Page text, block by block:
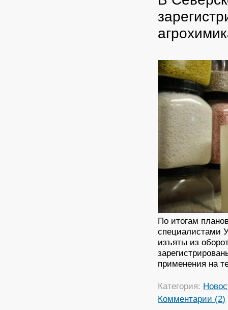
По итогам
специалистами
изъяты из
применения на
Категория:
Комментарии (2)